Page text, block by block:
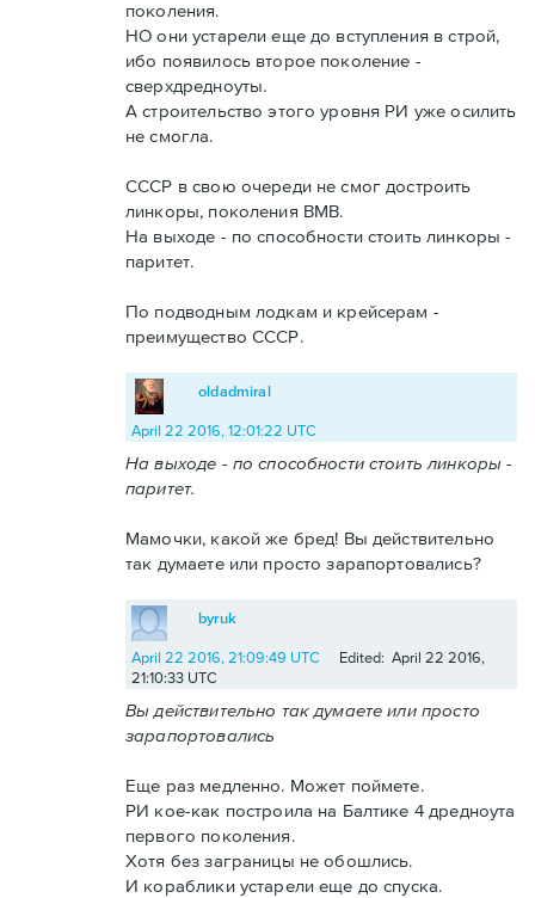
поколения.
НО они устарели еще до вступления в строй,
ибо появилось второе поколение -
сверхдредноуты.
А строительство этого уровня РИ уже осилить
не смогла.
СССР в свою очереди не смог достроить
линкоры, поколения ВМВ.
На выходе - по способности стоить линкоры -
паритет.
По подводным лодкам и крейсерам -
преимущество СССР.
oldadmiral
April 22 2016, 12:01:22 UTC
На выходе - по способности стоить линкоры -
паритет.
Мамочки, какой же бред! Вы действительно
так думаете или просто зарапортовались?
byruk
April 22 2016, 21:09:49 UTC
Edited: April 22 2016,
21:10:33 UTC
Вы действительно так думаете или просто
зарапортовались
Еще раз медленно. Может поймете.
РИ кое-как построила на Балтике 4 дредноута
первого поколения.
Хотя без заграницы не обошлись.
И кораблики устарели еще до спуска.